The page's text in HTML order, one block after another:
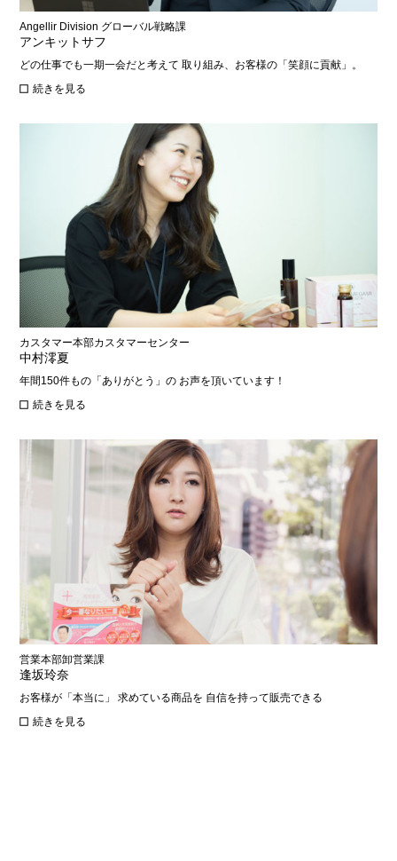
Angellir Division グローバル戦略課
アンキットサフ
どの仕事でも一期一会だと考えて 取り組み、お客様の「笑顔に貢献」。
続きを見る
カスタマー本部カスタマーセンター
中村澪夏
年間150件もの「ありがとう」の お声を頂いています！
続きを見る
営業本部卸営業課
逢坂玲奈
お客様が「本当に」 求めている商品を 自信を持って販売できる
続きを見る